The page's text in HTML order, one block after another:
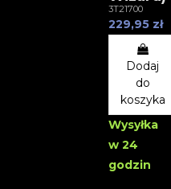
3T21700
229,95 zł
Dodaj
do
koszyka
Wysyłka
w 24
godzin